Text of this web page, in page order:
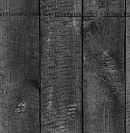
e contenuti:Officinatesti.com-Privacy